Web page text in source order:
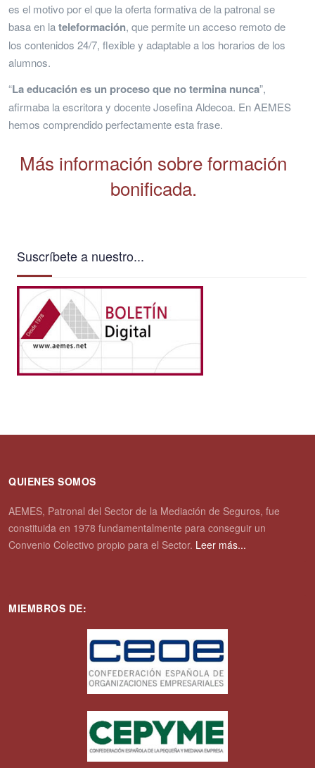
es el motivo por el que la oferta formativa de la patronal se
basa en lateleformación, que permite un acceso remoto de
los contenidos 24/7, flexible y adaptable a los horarios de los
alumnos.
“La educación es un proceso que no termina nunca”,
afirmaba la escritora y docente Josefina Aldecoa. En AEMES
hemos comprendido perfectamente esta frase.
Más información sobre formación
bonificada.
Suscríbete a nuestro...
QUIENES SOMOS
AEMES, Patronal del Sector de la Mediación de Seguros, fue
constituida en 1978 fundamentalmente para conseguir un
Convenio Colectivo propio para el Sector. Leer más...
MIEMBROS DE: